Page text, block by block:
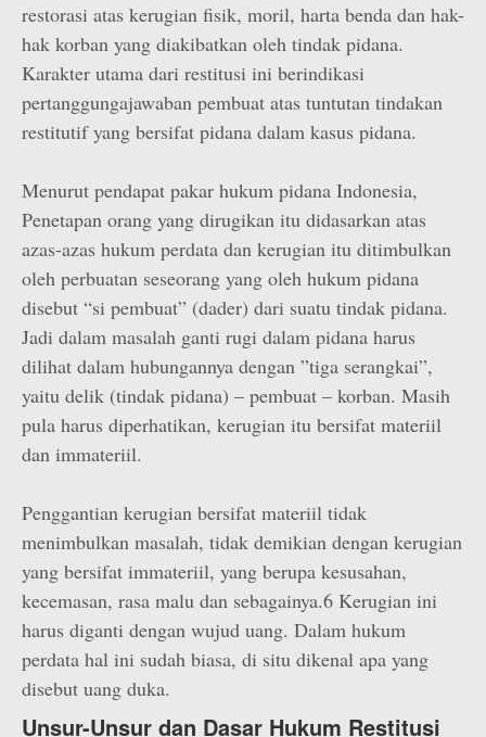
restorasi atas kerugian fisik, moril, harta benda dan hak-
hak korban yang diakibatkan oleh tindak pidana.
Karakter utama dari restitusi ini berindikasi
pertanggungajawaban pembuat atas tuntutan tindakan
restitutif yang bersifat pidana dalam kasus pidana.
Menurut pendapat pakar hukum pidana Indonesia,
Penetapan orang yang dirugikan itu didasarkan atas
azas-azas hukum perdata dan kerugian itu ditimbulkan
oleh perbuatan seseorang yang oleh hukum pidana
disebut “si pembuat” (dader) dari suatu tindak pidana.
Jadi dalam masalah ganti rugi dalam pidana harus
dilihat dalam hubungannya dengan ”tiga serangkai”,
yaitu delik (tindak pidana) – pembuat – korban. Masih
pula harus diperhatikan, kerugian itu bersifat materiil
dan immateriil.
Penggantian kerugian bersifat materiil tidak
menimbulkan masalah, tidak demikian dengan kerugian
yang bersifat immateriil, yang berupa kesusahan,
kecemasan, rasa malu dan sebagainya.6 Kerugian ini
harus diganti dengan wujud uang. Dalam hukum
perdata hal ini sudah biasa, di situ dikenal apa yang
disebut uang duka.
Unsur-Unsur dan Dasar Hukum Restitusi